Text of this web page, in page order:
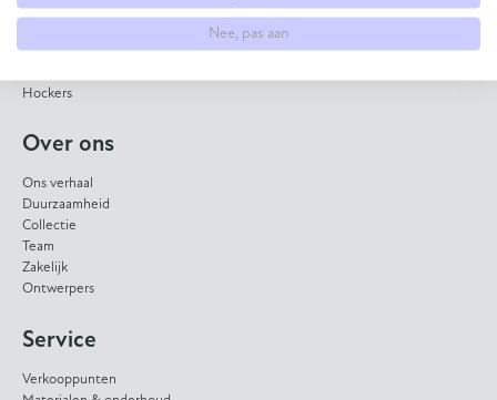
Salontafels
Banken
Hockers
Over ons
Ons verhaal
Duurzaamheid
Collectie
Team
Zakelijk
Ontwerpers
Service
Verkooppunten
Nee, pas aan